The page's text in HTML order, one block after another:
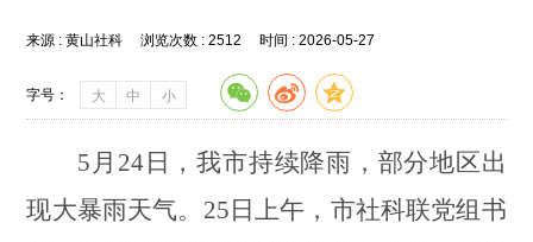
来源 :黄山社科 浏览次数 :2512 时间 :2026-05-27
字号： 大 中 小
5月24日，我市持续降雨，部分地区出
现大暴雨天气。 25日上午 ，市社科联党组书